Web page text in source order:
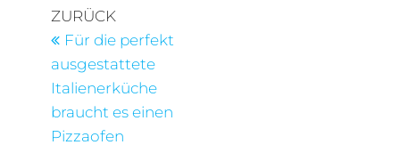
Beitragsnavigation
Vorheriger
Beitrag
ZURÜCK
Für die perfekt
ausgestattete
Italienerküche
braucht es einen
Pizzaofen